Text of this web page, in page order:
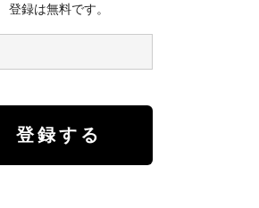
登録は無料です。